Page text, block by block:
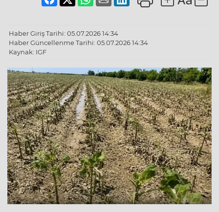
Haber Giriş Tarihi: 05.07.2026 14:34
Haber Güncellenme Tarihi: 05.07.2026 14:34
Kaynak: IGF